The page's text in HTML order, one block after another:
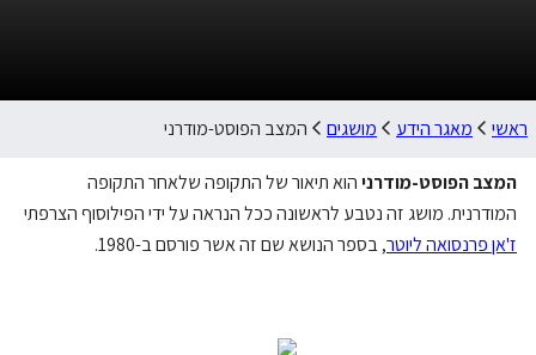
ראשי מאגר הידע מושגים המצב הפוסט-מודרני
המצב הפוסט-מודרניהוא תיאור של התקופה שלאחר התקופה
המודרנית. מושג זה נטבע לראשונה ככל הנראה על ידי הפילוסוף הצרפתי
ז'אן פרנסואה ליוטר, בספר הנושא שם זה אשר פורסם ב-1980.